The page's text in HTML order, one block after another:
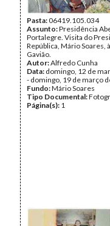
Pasta:06419.105.034
Assunto:Presidência
Portalegre. Visita do
República, Mário Soares,
Gavião.
Autor:Alfredo Cunha
Data: domingo, 12 de
- domingo, 19 de março
Fundo:Mário Soares
Tipo Documental:
Página(s): 1